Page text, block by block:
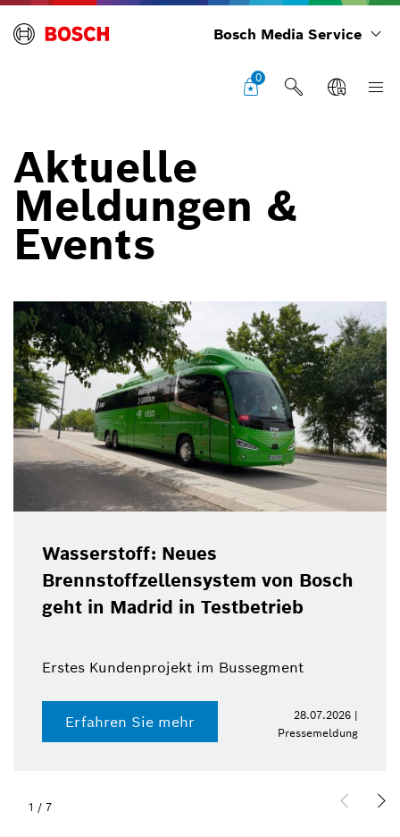
Bosch Media Service
0
Aktuelle
Meldungen &
Events
Wasserstoff: Neues
Brennstoffzellensystem von Bosch
geht in Madrid in Testbetrieb
Erstes Kundenprojekt im Bussegment
Erfahren Sie mehr
28.07.2026 |
Pressemeldung
1 / 7